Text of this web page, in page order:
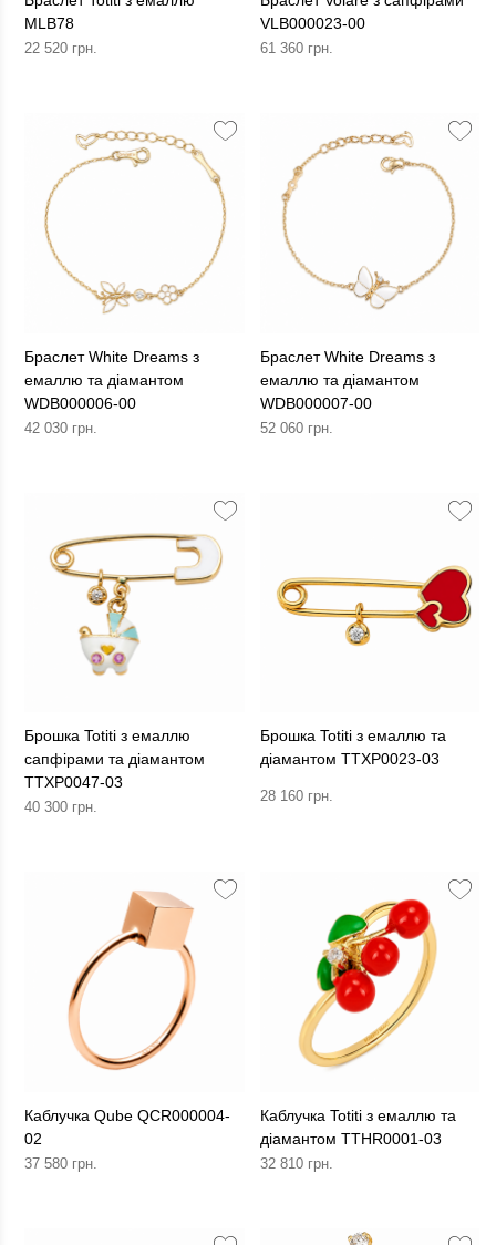
MLB78
22 520 грн.
VLB000023-00
61 360 грн.
Браслет White Dreams з
емаллю та діамантом
WDB000006-00
42 030 грн.
Браслет White Dreams з
емаллю та діамантом
WDB000007-00
52 060 грн.
Брошка Totiti з емаллю
сапфірами та діамантом
TTXP0047-03
40 300 грн.
Брошка Totiti з емаллю та
діамантом TTXP0023-03
28 160 грн.
Каблучка Qube QCR000004-
02
37 580 грн.
Каблучка Totiti з емаллю та
діамантом TTHR0001-03
32 810 грн.